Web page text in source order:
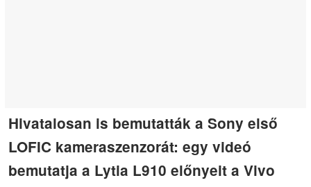
Hivatalosan is bemutatták a Sony első
LOFIC kameraszenzorát: egy videó
bemutatja a Lytia L910 előnyeit a Vivo